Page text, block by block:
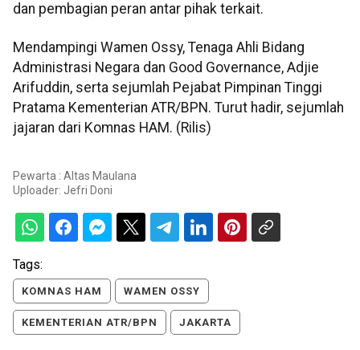
dan pembagian peran antar pihak terkait.
Mendampingi Wamen Ossy, Tenaga Ahli Bidang
Administrasi Negara dan Good Governance, Adjie
Arifuddin, serta sejumlah Pejabat Pimpinan Tinggi
Pratama Kementerian ATR/BPN. Turut hadir, sejumlah
jajaran dari Komnas HAM. (Rilis)
Pewarta : Altas Maulana
Uploader: Jefri Doni
Tags:
KOMNAS HAM WAMEN OSSY
KEMENTERIAN ATR/BPN JAKARTA